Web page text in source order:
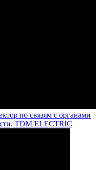
по связям с органами
TDM ELECTRIC